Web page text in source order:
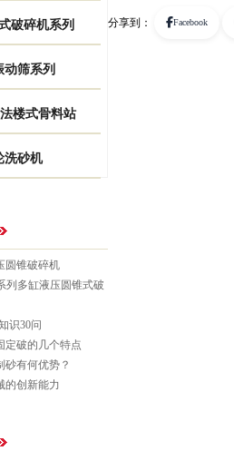
破碎机系列
筛系列
楼式骨料站
洗砂机
圆锥破碎机
列多缸液压圆锥式破
识30问
定破的几个特点
砂有何优势？
的创新能力
分享到： Facebook